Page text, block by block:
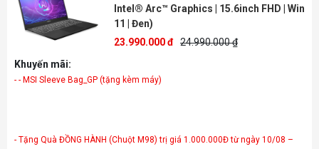
Intel® Arc™ Graphics | 15.6inch FHD | Win
11 | Đen)
23.990.000 đ 24.990.000 ₫
Khuyến mãi:
- - MSI Sleeve Bag_GP (tặng kèm máy)
- Tặng Quà ĐỒNG HÀNH (Chuột M98) trị giá 1.000.000Đ từ ngày 10/08 –